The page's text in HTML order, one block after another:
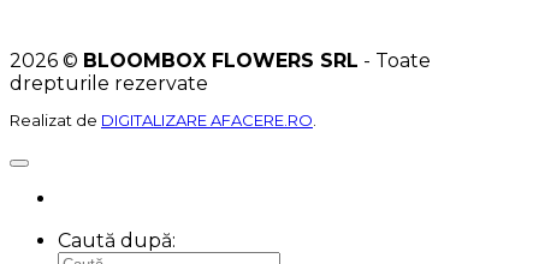
2026 © BLOOMBOX FLOWERS SRL - Toate
drepturile rezervate
Realizat de DIGITALIZARE AFACERE.RO
Caută după: